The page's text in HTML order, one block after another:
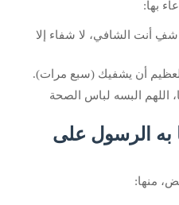
بها:
أنت الشافي، لا شفاء إلا
أن يشفيك (سبع مرات).
اللهم البسه لباس الصحة
به الرسول على
منها: